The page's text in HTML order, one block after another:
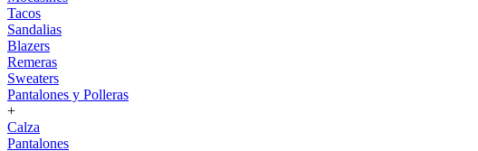
Tacos
Sandalias
Blazers
Remeras
Sweaters
Pantalones y Polleras
+
Calza
Pantalones